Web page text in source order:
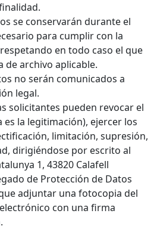
se conservarán durante el
para cumplir con la
en todo caso el que
archivo aplicable.
no serán comunicados a
legal.
solicitantes pueden revocar el
la legitimación), ejercer los
limitación, supresión,
dirigiéndose por escrito al
1, 43820 Calafell
de Protección de Datos
adjuntar una fotocopia del
con una firma